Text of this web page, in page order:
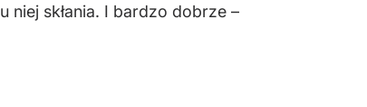
skłania. I bardzo dobrze –